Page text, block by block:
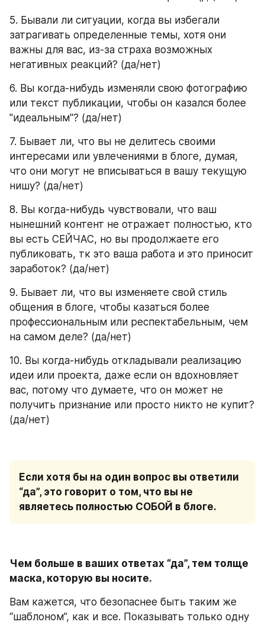
5. Бывали ли ситуации, когда вы избегали
затрагивать определенные темы, хотя они
важны для вас, из-за страха возможных
негативных реакций? (да/нет)
6. Вы когда-нибудь изменяли свою фотографию
или текст публикации, чтобы он казался более
"идеальным"? (да/нет)
7. Бывает ли, что вы не делитесь своими
интересами или увлечениями в блоге, думая,
что они могут не вписываться в вашу текущую
нишу? (да/нет)
8. Вы когда-нибудь чувствовали, что ваш
нынешний контент не отражает полностью, кто
вы есть СЕЙЧАС, но вы продолжаете его
публиковать, тк это ваша работа и это приносит
заработок? (да/нет)
9. Бывает ли, что вы изменяете свой стиль
общения в блоге, чтобы казаться более
профессиональным или респектабельным, чем
на самом деле? (да/нет)
10. Вы когда-нибудь откладывали реализацию
идеи или проекта, даже если он вдохновляет
вас, потому что думаете, что он может не
получить признание или просто никто не купит?
(да/нет)
Если хотя бы на один вопрос вы ответили
“да”, это говорит о том, что вы не
являетесь полностью СОБОЙ в блоге.
Чем больше в ваших ответах “да”, тем толще
маска, которую вы носите.
Вам кажется, что безопаснее быть таким же
“шаблоном”, как и все. Показывать только одну